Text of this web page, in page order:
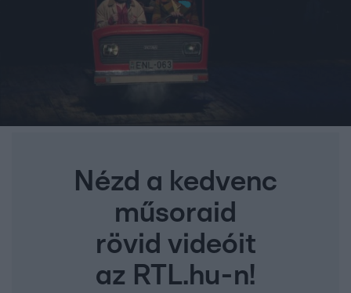
Nézd a kedvenc
műsoraid
rövid videóit
az RTL.hu-n!